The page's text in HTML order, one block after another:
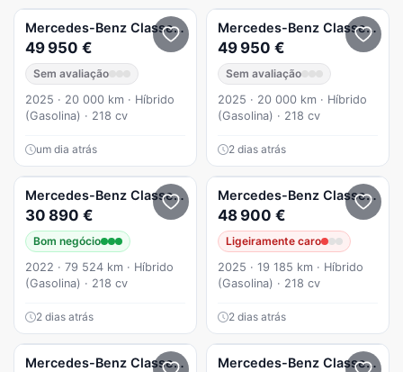
Mercedes-Benz Classe GLA
49 950 €
Sem avaliação
2025 · 20 000 km · Híbrido
(Gasolina) · 218 cv
um dia atrás
Mercedes-Benz Classe GLA
49 950 €
Sem avaliação
2025 · 20 000 km · Híbrido
(Gasolina) · 218 cv
2 dias atrás
Mercedes-Benz Classe GLA GLA 250 e
30 890 €
Bom negócio
2022 · 79 524 km · Híbrido
(Gasolina) · 218 cv
2 dias atrás
Mercedes-Benz Classe GLA
48 900 €
Ligeiramente caro
2025 · 19 185 km · Híbrido
(Gasolina) · 218 cv
2 dias atrás
Mercedes-Benz Classe GLA GLA 250 e
Mercedes-Benz Classe GLA